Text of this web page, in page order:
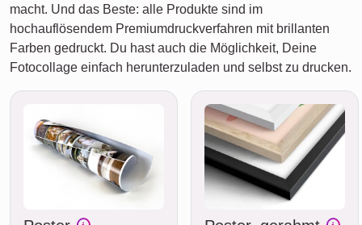
macht. Und das Beste: alle Produkte sind im
hochauflösendem Premiumdruckverfahren mit brillanten
Farben gedruckt. Du hast auch die Möglichkeit, Deine
Fotocollage einfach herunterzuladen und selbst zu drucken.